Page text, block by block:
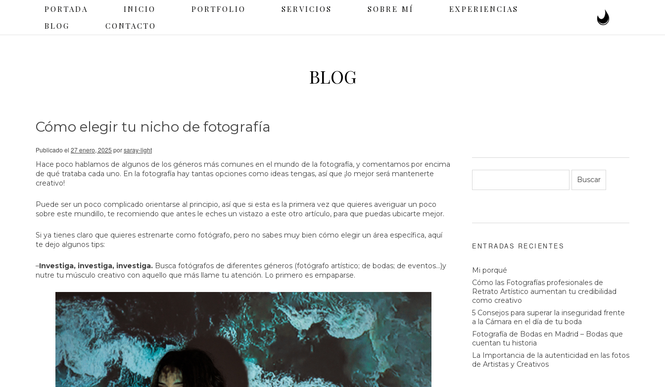
PORTADA INICIO PORTFOLIO SERVICIOS SOBRE MÍ
EXPERIENCIAS
BLOG
CONTACTO
BLOG
Cómo elegir tu nicho de fotografía
Publicado el 27 enero, 2025 porsaray-light
Hace poco hablamos de algunos de los géneros más comunes en el mundo de la fotografía, y comentamos por encima
de qué trataba cada uno. En la fotografía hay tantas opciones como ideas tengas, así que ¡lo mejor será mantenerte
creativo!
Puede ser un poco complicado orientarse al principio, así que si esta es la primera vez que quieres averiguar un poco
sobre este mundillo, te recomiendo que antes le eches un vistazo a este otro artículo, para que puedas ubicarte mejor.
Si ya tienes claro que quieres estrenarte como fotógrafo, pero no sabes muy bien cómo elegir un área específica, aquí
te dejo algunos tips:
–Investiga, investiga, investiga. Busca fotógrafos de diferentes géneros (fotógrafo artístico; de bodas; de eventos…)y
nutre tu músculo creativo con aquello que más llame tu atención. Lo primero es empaparse.
ENTRADAS RECIENTES
Mi porqué
Cómo las Fotografías profesionales de
Retrato Artístico aumentan tu credibilidad
como creativo
5 Consejos para superar la inseguridad frente
a la Cámara en el día de tu boda
Fotografía de Bodas en Madrid – Bodas que
cuentan tu historia
La Importancia de la autenticidad en las fotos
de Artistas y Creativos